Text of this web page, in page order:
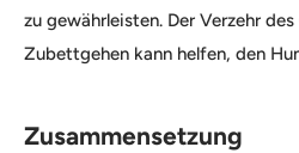
zu gewährleisten. Der Verzehr
Zubettgehen kann helfen, den
Zusammensetzung